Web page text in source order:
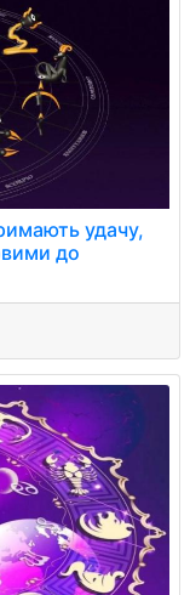
удачу,
до